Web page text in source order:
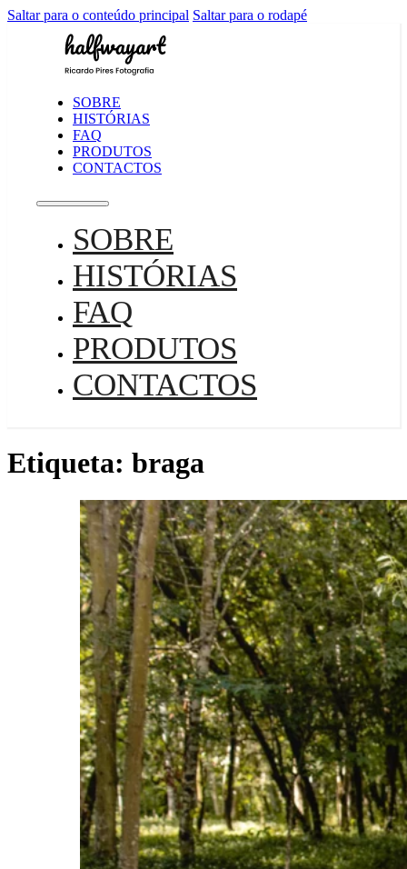
Saltar para o conteúdo principal Saltar para o rodapé
SOBRE
HISTÓRIAS
FAQ
PRODUTOS
CONTACTOS
SOBRE
HISTÓRIAS
FAQ
PRODUTOS
CONTACTOS
Etiqueta: braga